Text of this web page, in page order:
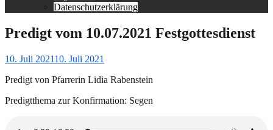
Datenschutzerklärung
Predigt vom 10.07.2021 Festgottesdienst
Gepostet
10. Juli 202110. Juli 2021
Predigt von Pfarrerin Lidia Rabenstein
Predigtthema zur Konfirmation: Segen